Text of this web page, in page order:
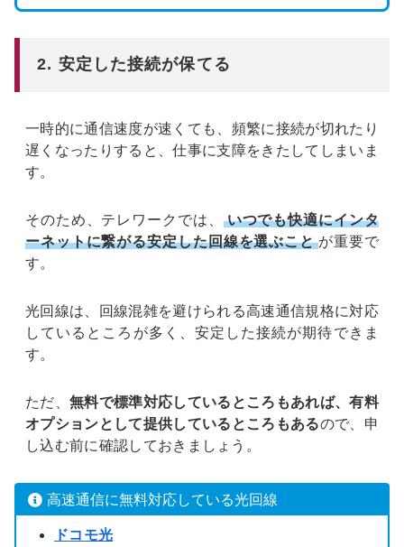
2. 安定した接続が保てる
一時的に通信速度が速くても、頻繁に接続が切れたり
遅くなったりすると、仕事に支障をきたしてしまいま
す。
そのため、テレワークでは、
いつでも快適にインタ
ーネットに繋がる安定した回線を選ぶこと が重要で
す。
光回線は、回線混雑を避けられる高速通信規格に対応
しているところが多く、安定した接続が期待できま
す。
ただ、 無料で標準対応しているところもあれば、有料
オプションとして提供しているところもあるので、申
し込む前に確認しておきましょう。
高速通信に無料対応している光回線
ドコモ光